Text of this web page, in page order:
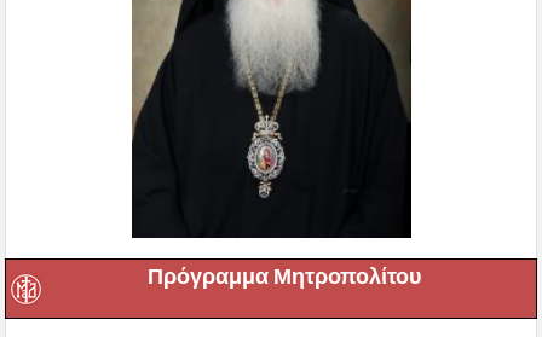
Πρόγραμμα Μητροπολίτου